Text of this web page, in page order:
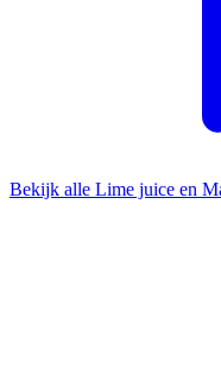
Bekijk alle Lime juice en